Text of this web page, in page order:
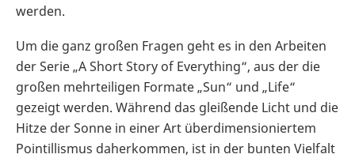
werden.
Um die ganz großen Fragen geht es in den Arbeiten
der Serie „A Short Story of Everything“, aus der die
großen mehrteiligen Formate „Sun“ und „Life“
gezeigt werden. Während das gleißende Licht und die
Hitze der Sonne in einer Art überdimensioniertem
Pointillismus daherkommen, ist in der bunten Vielfalt